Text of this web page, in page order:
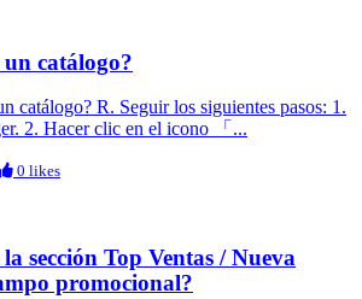
catálogo?
catálogo? R. Seguir los siguientes pasos: 1.
2. Hacer clic en el icono 「...
0 likes
sección Top Ventas / Nueva
promocional?